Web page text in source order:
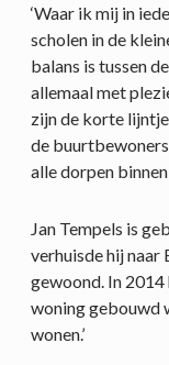
‘Waar ik mij in
scholen in de
balans is tussen
allemaal met
zijn de korte
de
alle dorpen
Jan Tempels is
verhuisde hij naar
gewoond. In 2014
woning gebouwd
wonen.’